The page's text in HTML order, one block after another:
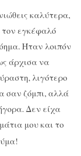
καλύτερα,
τον εγκέφαλό
Ήταν λοιπόν
άρχισα να
λιγότερο
σαν ζόμπι, αλλά
Δεν είχα
μου και το